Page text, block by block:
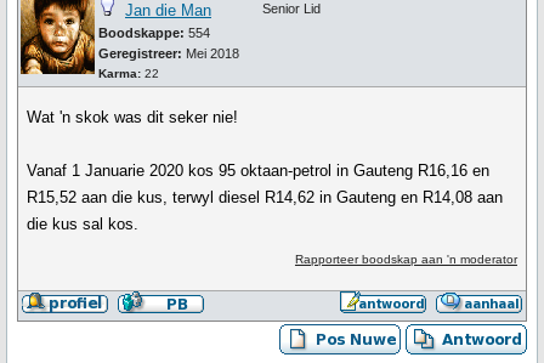
Jan die Man
Boodskappe: 554
Geregistreer: Mei 2018
Karma: 22
Senior Lid
Wat 'n skok was dit seker nie!
Vanaf 1 Januarie 2020 kos 95 oktaan-petrol in Gauteng R16,16 en
R15,52 aan die kus, terwyl diesel R14,62 in Gauteng en R14,08 aan
die kus sal kos.
Rapporteer boodskap aan 'n moderator